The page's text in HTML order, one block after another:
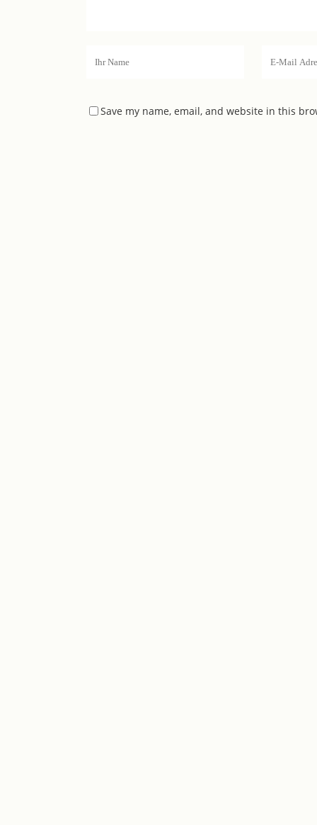
Save my name, email, and website in this